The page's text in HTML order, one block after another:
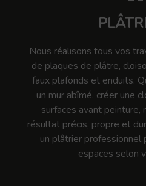
Nous réalisons tous vos
de plaques de plâtre,
faux plafonds et enduits.
un mur abîmé, créer une
surfaces avant peinture,
résultat précis, propre et
un plâtrier professionnel
espaces selon